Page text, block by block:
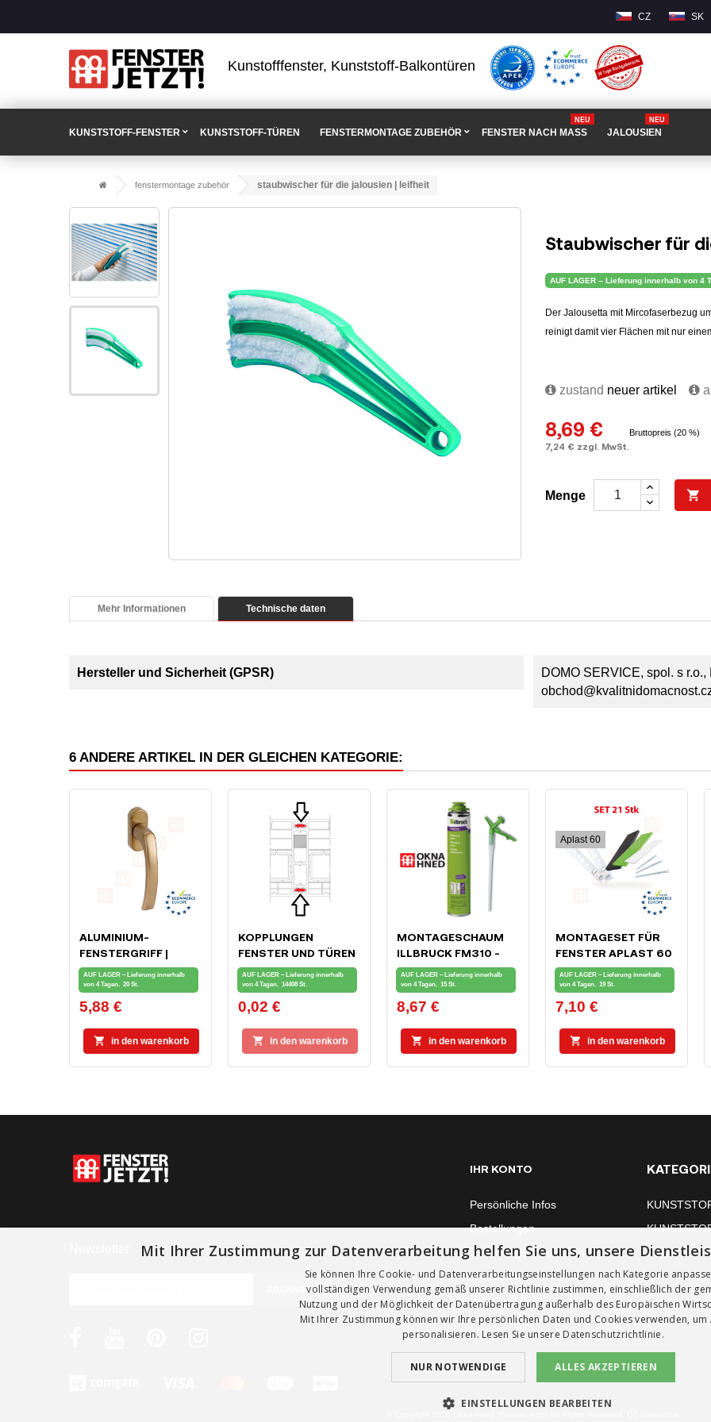
CZ SK
Kunstofffenster, Kunststoff-Balkontüren
KUNSTSTOFF-FENSTER KUNSTSTOFF-TÜREN FENSTERMONTAGE ZUBEHÖR FENSTER NACH MASS
NEU
JALOUSIEN
NEU
fenstermontage zubehör staubwischer für die jalousien | leifheit
Staubwischer für
AUF LAGER – Lieferung innerhalb von 4
Der Jalousetta mit Mircofaserbezug
reinigt damit vier Flächen mit nur
zustand neuer artikel
8,69 €
7,24 € zzgl. MwSt.
Bruttopreis (20 %)
Menge 
Mehr Informationen Technische daten
Hersteller und Sicherheit (GPSR)
DOMO SERVICE, spol. s
6 ANDERE ARTIKEL IN DER GLEICHEN KATEGORIE:
ALUMINIUM-
FENSTERGRIFF |
BRONZE
AUF LAGER – Lieferung innerhalb
von 4 Tagen. 20 St.
Preis
5,88 €
 in den warenkorb
KOPPLUNGEN
FENSTER UND TÜREN
| KUNSTSTOFF
KOPPLUNGSFEDER
AUF LAGER – Lieferung innerhalb
von 4 Tagen. 14408 St.
Preis
0,02 €
 in den warenkorb
MONTAGESCHAUM
ILLBRUCK FM310 -
750ML
AUF LAGER – Lieferung innerhalb
von 4 Tagen. 15 St.
Preis
8,67 €
 in den warenkorb
Aplast 60
MONTAGESET FÜR
FENSTER APLAST 60
AUF LAGER – Lieferung innerhalb
von 4 Tagen. 19 St.
Preis
7,10 €
 in den warenkorb
IHR KONTO
Persönliche Infos
Bestellungen
Rechnungskorrekturen
Adressen
Gutscheine
Mit Ihrer Zustimmung zur Datenverarbeitung helfen Sie uns, unsere
Sie können Ihre Cookie- und Datenverarbeitungseinstellungen nach Kategorie
vollständigen Verwendung gemäß unserer Richtlinie zustimmen, einschließlich der
Nutzung und der Möglichkeit der Datenübertragung außerhalb des Europäischen
Mit Ihrer Zustimmung können wir Ihre persönlichen Daten und Cookies verwenden, um
personalisieren. Lesen Sie unsere Datenschutzrichtlinie.
ALLES AKZEPTIEREN
NUR NOTWENDIGE
EINSTELLUNGEN BEARBEITEN